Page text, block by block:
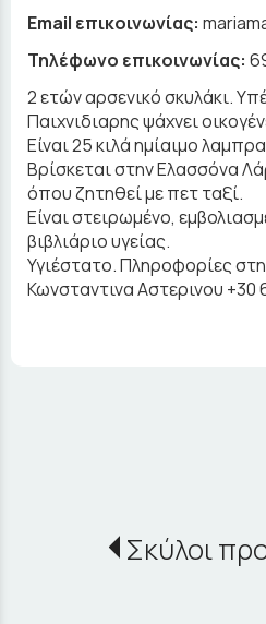
Email επικοινωνίας:
Τηλέφωνο επικοινωνίας:
2 ετών αρσενικό σκυλάκι.
Παιχνιδιαρης ψάχνει
Είναι 25 κιλά ημίαιμο
Βρίσκεται στην Ελασσόνα
όπου ζητηθεί με πετ ταξί.
Είναι στειρωμένο,
βιβλιάριο υγείας.
Υγιέστατο. Πληροφορίες
Κωνσταντινα Αστερινου +30
Σκύλοι